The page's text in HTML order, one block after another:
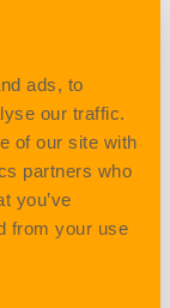
ads, to
our traffic.
of our site with
partners who
you’ve
from your use
ETD 4/2 – ETA
9/2 – ETA